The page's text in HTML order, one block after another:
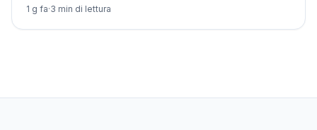
1 g fa·3 min di lettura